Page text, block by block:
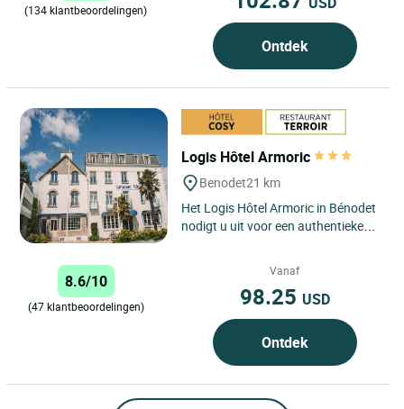
(134 klantbeoordelingen)
Ontdek
Logis Hôtel Armoric
Benodet21 km
Het Logis Hôtel Armoric in Bénodet
nodigt u uit voor een authentieke
8.6/10
(47 klantbeoordelingen)
Vanaf
98.25 USD
Ontdek